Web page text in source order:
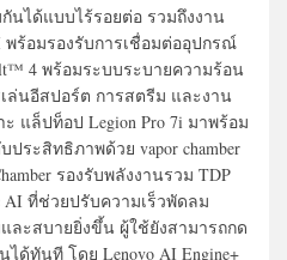
นได้แบบไร้รอยต่อ รวมถึงงาน
ร้อมรองรับการเชื่อมต่ออุปกรณ์
4 พร้อมระบบระบายความร้อน
ล่นอีสปอร์ต การสตรีม และงาน
แล็ปท็อป Legion Pro 7i มาพร้อม
ระสิทธิภาพด้วย vapor chamber
รองรับพลังงานรวม TDP
AI ที่ช่วยปรับความเร็วพัดลม
ละสบายยิ่งขึ้น ผู้ใช้ยังสามารถกด
ด้ทันที โดย Lenovo AI Engine+